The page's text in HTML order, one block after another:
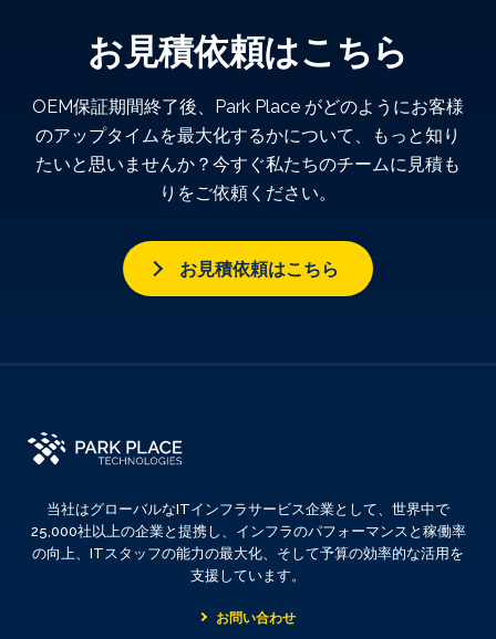
お見積依頼はこちら
OEM保証期間終了後、Park Place がどのようにお客様
のアップタイムを最大化するかについて、もっと知り
たいと思いませんか？今すぐ私たちのチームに見積も
りをご依頼ください。
お見積依頼はこちら
当社はグローバルなITインフラサービス企業として、世界中で
25,000社以上の企業と提携し、インフラのパフォーマンスと稼働率
の向上、ITスタッフの能力の最大化、そして予算の効率的な活用を
支援しています。
お問い合わせ